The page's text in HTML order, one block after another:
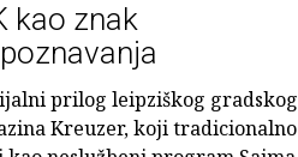
kao znak
prilog leipziškog gradskog
Kreuzer, koji tradicionalno